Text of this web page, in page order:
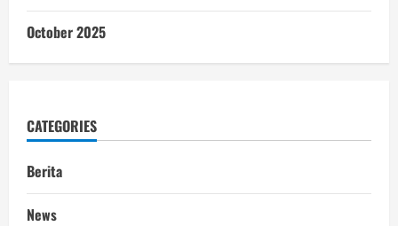
October 2025
CATEGORIES
Berita
News